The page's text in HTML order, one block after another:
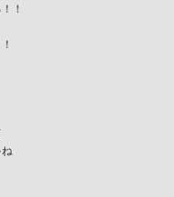
！
ね